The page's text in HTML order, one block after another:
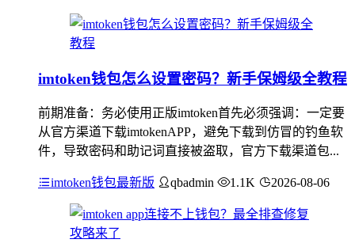
imtoken钱包怎么设置密码？新手保姆级全教程
前期准备：务必使用正版imtoken首先必须强调：一定要
从官方渠道下载imtokenAPP，避免下载到仿冒的钓鱼软
件，导致密码和助记词直接被盗取，官方下载渠道包...
imtoken钱包最新版 qbadmin 1.1K 2026-08-06